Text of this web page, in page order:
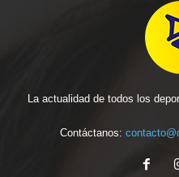
La actualidad de todos los
Contáctanos: